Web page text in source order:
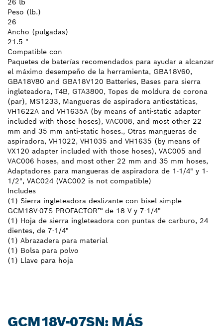
26 lb
Peso (lb.)
26
Ancho (pulgadas)
21.5 "
Compatible con
Paquetes de baterías recomendados para ayudar a alcanzar
el máximo desempeño de la herramienta, GBA18V60,
GBA18V80 and GBA18V120 Batteries, Bases para sierra
ingleteadora, T4B, GTA3800, Topes de moldura de corona
(par), MS1233, Mangueras de aspiradora antiestáticas,
VH1622A and VH1635A (by means of anti-static adapter
included with those hoses), VAC008, and most other 22
mm and 35 mm anti-static hoses., Otras mangueras de
aspiradora, VH1022, VH1035 and VH1635 (by means of
VX120 adapter included with those hoses), VAC005 and
VAC006 hoses, and most other 22 mm and 35 mm hoses,
Adaptadores para mangueras de aspiradora de 1-1/4" y 1-
1/2", VAC024 (VAC002 is not compatible)
Includes
(1) Sierra ingleteadora deslizante con bisel simple
GCM18V-07S PROFACTOR™ de 18 V y 7-1/4"
(1) Hoja de sierra ingleteadora con puntas de carburo, 24
dientes, de 7-1/4"
(1) Abrazadera para material
(1) Bolsa para polvo
(1) Llave para hoja
GCM18V-07SN: MÁS